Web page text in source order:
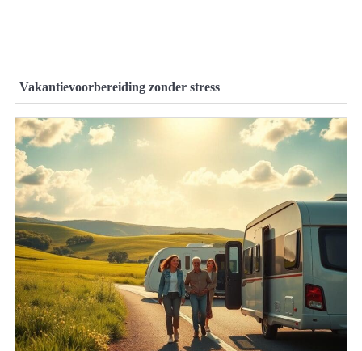
Vakantievoorbereiding zonder stress